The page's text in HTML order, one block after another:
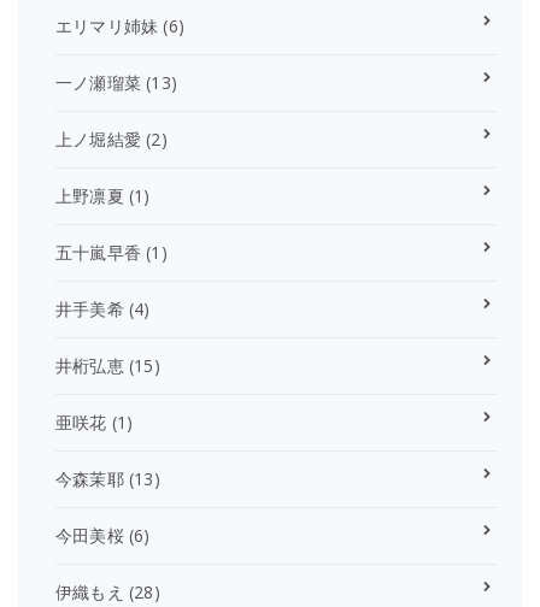
エリマリ姉妹 (6)
一ノ瀬瑠菜 (13)
上ノ堀結愛 (2)
上野凛夏 (1)
五十嵐早香 (1)
井手美希(4)
井桁弘恵(15)
亜咲花 (1)
今森茉耶(13)
今田美桜(6)
伊織もえ (28)